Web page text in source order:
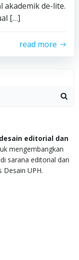
akademik de-lite.
[…]
read more
desain editorial dan
mengembangkan
sarana editorial dan
Desain UPH.